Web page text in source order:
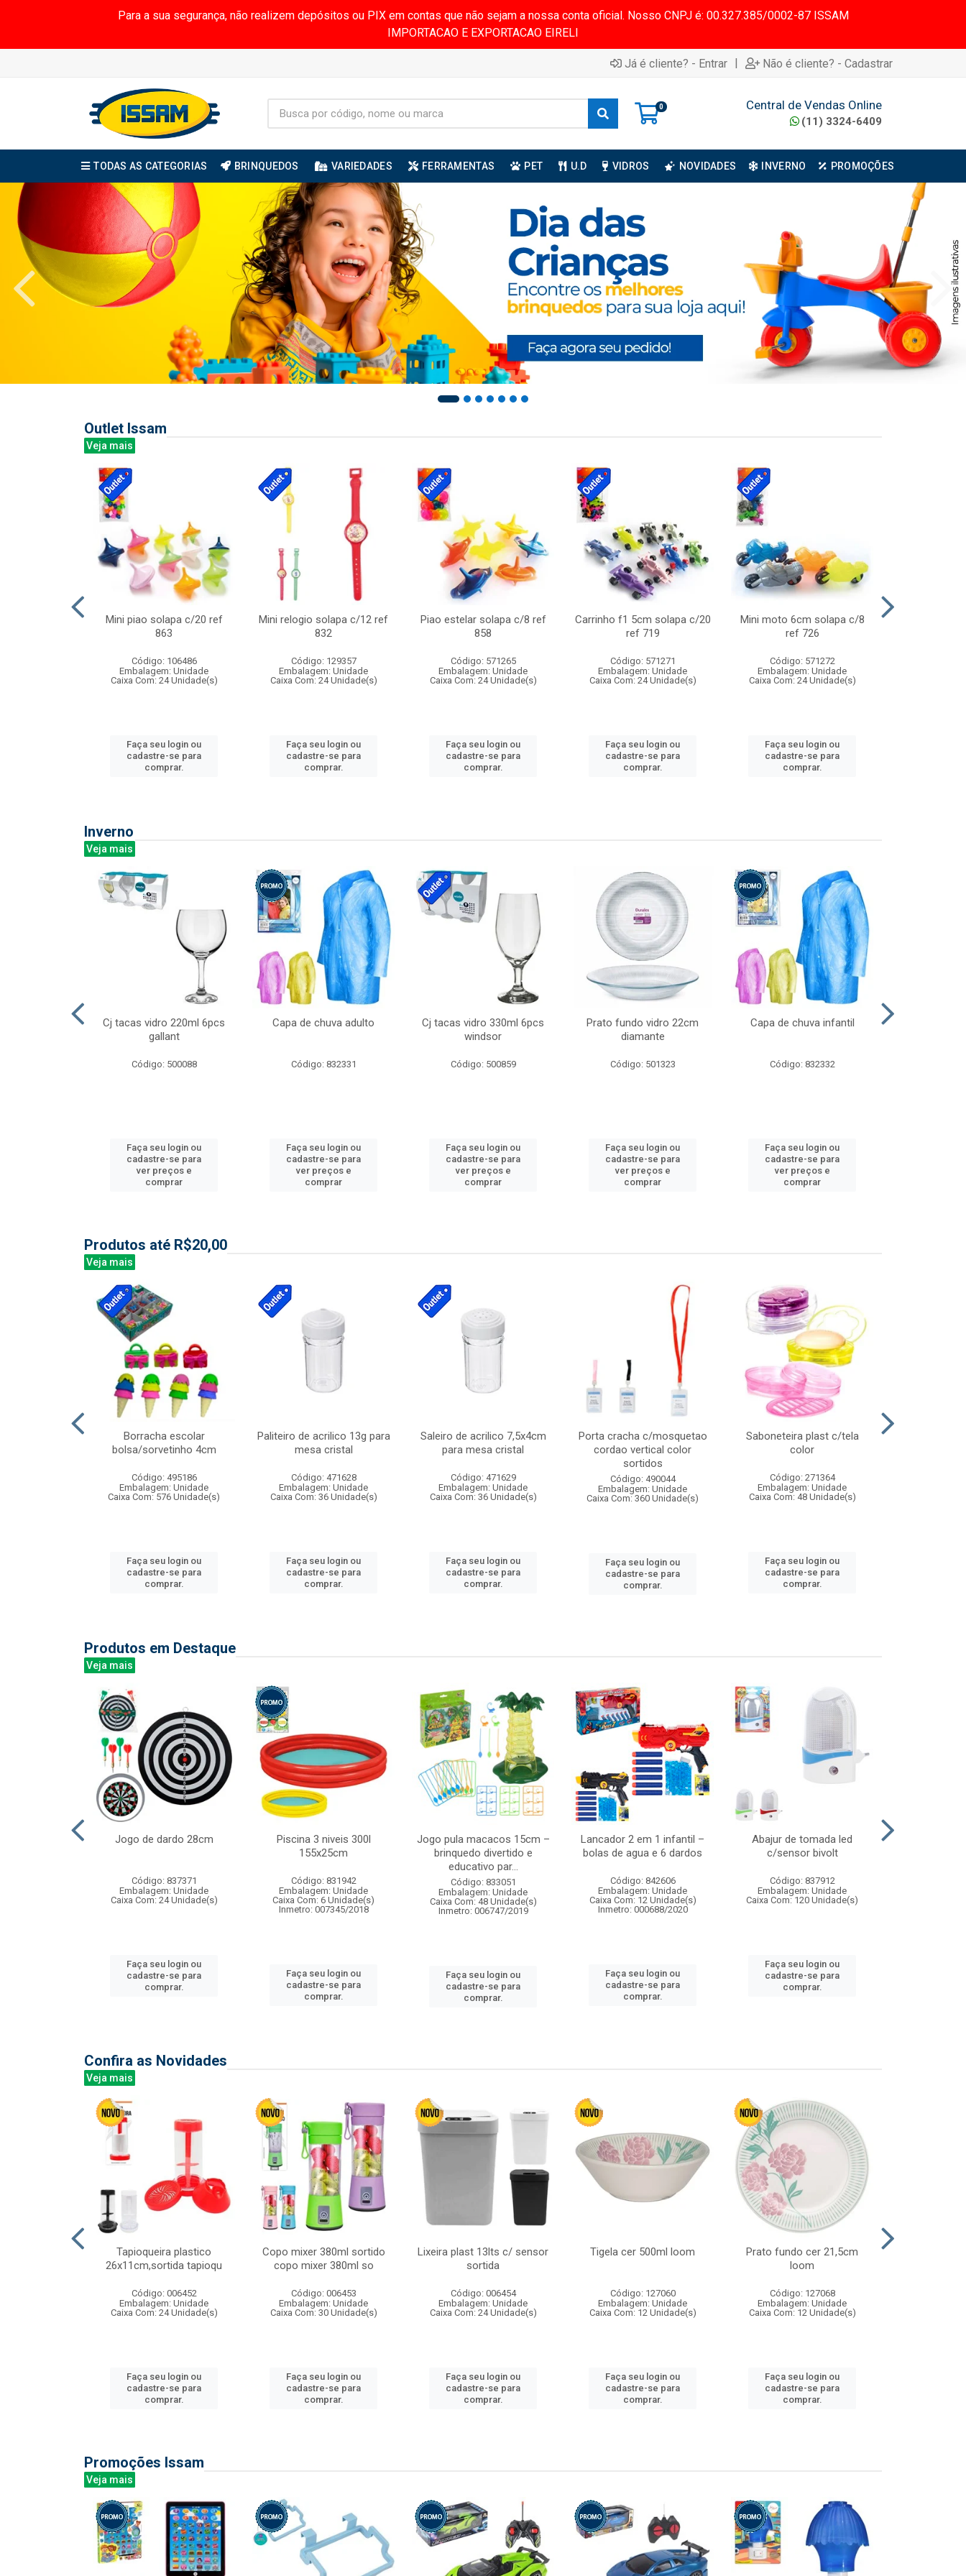
Para a sua segurança, não realizem depósitos ou PIX em contas que não sejam a nossa conta oficial. Nosso CNPJ é: 00.327.385/0002-87 ISSAM
IMPORTACAO E EXPORTACAO EIRELI
Já é cliente? - Entrar | Não é cliente? - Cadastrar
0 Central de Vendas Online
(11) 3324-6409
TODAS AS CATEGORIAS BRINQUEDOS VARIEDADES FERRAMENTAS PET U.D VIDROS NOVIDADES INVERNO PROMOÇÕES
Outlet Issam
Veja mais
Mini piao solapa c/20 ref
863
Código: 106486
Embalagem: Unidade
Caixa Com: 24 Unidade(s)
Faça seu login ou
cadastre-se para
comprar.
Mini relogio solapa c/12 ref
832
Código: 129357
Embalagem: Unidade
Caixa Com: 24 Unidade(s)
Faça seu login ou
cadastre-se para
comprar.
Piao estelar solapa c/8 ref
858
Código: 571265
Embalagem: Unidade
Caixa Com: 24 Unidade(s)
Faça seu login ou
cadastre-se para
comprar.
Carrinho f1 5cm solapa c/20
ref 719
Código: 571271
Embalagem: Unidade
Caixa Com: 24 Unidade(s)
Faça seu login ou
cadastre-se para
comprar.
Mini moto 6cm solapa c/8
ref 726
Código: 571272
Embalagem: Unidade
Caixa Com: 24 Unidade(s)
Faça seu login ou
cadastre-se para
comprar.
Inverno
Veja mais
Cj tacas vidro 220ml 6pcs
gallant
Código: 500088
Faça seu login ou
cadastre-se para
ver preços e
comprar
Capa de chuva adulto
Código: 832331
Faça seu login ou
cadastre-se para
ver preços e
comprar
Cj tacas vidro 330ml 6pcs
windsor
Código: 500859
Faça seu login ou
cadastre-se para
ver preços e
comprar
Prato fundo vidro 22cm
diamante
Código: 501323
Faça seu login ou
cadastre-se para
ver preços e
comprar
Capa de chuva infantil
Código: 832332
Faça seu login ou
cadastre-se para
ver preços e
comprar
Produtos até R$20,00
Veja mais
Borracha escolar
bolsa/sorvetinho 4cm
Código: 495186
Embalagem: Unidade
Caixa Com: 576 Unidade(s)
Faça seu login ou
cadastre-se para
comprar.
Paliteiro de acrilico 13g para
mesa cristal
Código: 471628
Embalagem: Unidade
Caixa Com: 36 Unidade(s)
Faça seu login ou
cadastre-se para
comprar.
Saleiro de acrilico 7,5x4cm
para mesa cristal
Código: 471629
Embalagem: Unidade
Caixa Com: 36 Unidade(s)
Faça seu login ou
cadastre-se para
comprar.
Porta cracha c/mosquetao
cordao vertical color
sortidos
Código: 490044
Embalagem: Unidade
Caixa Com: 360 Unidade(s)
Faça seu login ou
cadastre-se para
comprar.
Saboneteira plast c/tela
color
Código: 271364
Embalagem: Unidade
Caixa Com: 48 Unidade(s)
Faça seu login ou
cadastre-se para
comprar.
Produtos em Destaque
Veja mais
Jogo de dardo 28cm
Código: 837371
Embalagem: Unidade
Caixa Com: 24 Unidade(s)
Faça seu login ou
cadastre-se para
comprar.
Piscina 3 niveis 300l
155x25cm
Código: 831942
Embalagem: Unidade
Caixa Com: 6 Unidade(s)
Inmetro: 007345/2018
Faça seu login ou
cadastre-se para
comprar.
Jogo pula macacos 15cm –
brinquedo divertido e
educativo par...
Código: 833051
Embalagem: Unidade
Caixa Com: 48 Unidade(s)
Inmetro: 006747/2019
Faça seu login ou
cadastre-se para
comprar.
Lancador 2 em 1 infantil –
bolas de agua e 6 dardos
Código: 842606
Embalagem: Unidade
Caixa Com: 12 Unidade(s)
Inmetro: 000688/2020
Faça seu login ou
cadastre-se para
comprar.
Abajur de tomada led
c/sensor bivolt
Código: 837912
Embalagem: Unidade
Caixa Com: 120 Unidade(s)
Faça seu login ou
cadastre-se para
comprar.
Confira as Novidades
Veja mais
Tapioqueira plastico
26x11cm,sortida tapioqu
Código: 006452
Embalagem: Unidade
Caixa Com: 24 Unidade(s)
Faça seu login ou
cadastre-se para
comprar.
Copo mixer 380ml sortido
copo mixer 380ml so
Código: 006453
Embalagem: Unidade
Caixa Com: 30 Unidade(s)
Faça seu login ou
cadastre-se para
comprar.
Lixeira plast 13lts c/ sensor
sortida
Código: 006454
Embalagem: Unidade
Caixa Com: 24 Unidade(s)
Faça seu login ou
cadastre-se para
comprar.
Tigela cer 500ml loom
Código: 127060
Embalagem: Unidade
Caixa Com: 12 Unidade(s)
Faça seu login ou
cadastre-se para
comprar.
Prato fundo cer 21,5cm
loom
Código: 127068
Embalagem: Unidade
Caixa Com: 12 Unidade(s)
Faça seu login ou
cadastre-se para
comprar.
Promoções Issam
Veja mais